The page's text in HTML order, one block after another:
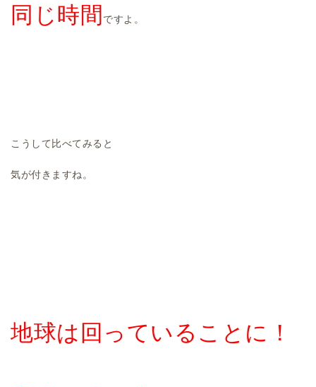
同じ時間 ですよ。
こうして比べてみると
気が付きますね。
地球は回っていることに！